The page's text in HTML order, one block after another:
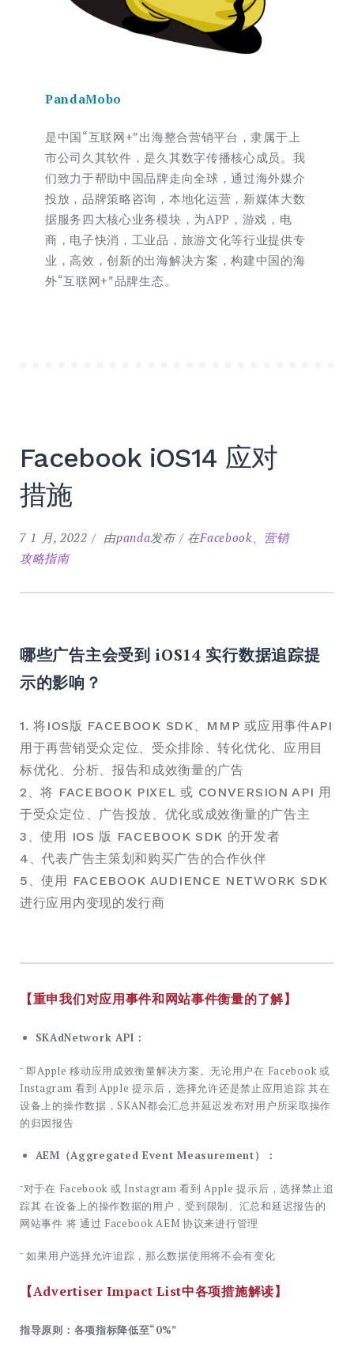
PandaMobo
是中国“互联网+”出海整合营销平台，隶属于上
市公司久其软件，是久其数字传播核心成员。我
们致力于帮助中国品牌走向全球，通过海外媒介
投放，品牌策略咨询，本地化运营，新媒体大数
据服务四大核心业务模块，为APP，游戏，电
商，电子快消，工业品，旅游文化等行业提供专
业，高效，创新的出海解决方案，构建中国的海
外“互联网+”品牌生态。
Facebook iOS14 应对
措施
7 1 月, 2022 由panda发布 在Facebook、 营销
攻略指南
哪些广告主会受到 iOS14 实行数据追踪提
示的影响？
1. 将IOS版 FACEBOOK SDK、MMP 或应用事件API
用于再营销受众定位、受众排除、转化优化、应用目
标优化、分析、报告和成效衡量的广告
2、将 FACEBOOK PIXEL 或 CONVERSION API 用
于受众定位、广告投放、优化或成效衡量的广告主
3、使用 IOS 版 FACEBOOK SDK 的开发者
4、代表广告主策划和购买广告的合作伙伴
5、使用 FACEBOOK AUDIENCE NETWORK SDK
进行应用内变现的发行商
【重申我们对应用事件和网站事件衡量的了解】
SKAdNetwork API：
ˉ 即Apple 移动应用成效衡量解决方案。无论用户在 Facebook 或
Instagram 看到 Apple 提示后，选择允许还是禁止应用追踪 其在
设备上的操作数据，SKAN都会汇总并延迟发布对用户所采取操作
的归因报告
AEM（Aggregated Event Measurement）：
ˉ对于在 Facebook 或 Instagram 看到 Apple 提示后，选择禁止追
踪其 在设备上的操作数据的用户，受到限制、汇总和延迟报告的
网站事件 将 通过 Facebook AEM 协议来进行管理
ˉ 如果用户选择允许追踪，那么数据使用将不会有变化
【Advertiser Impact List中各项措施解读】
指导原则：各项指标降低至“0%”